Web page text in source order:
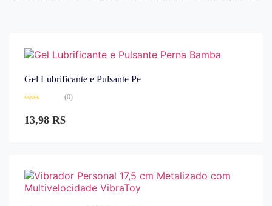
Gel Lubrificante e Pulsante Pe
0
de
(0)
13,98 R$